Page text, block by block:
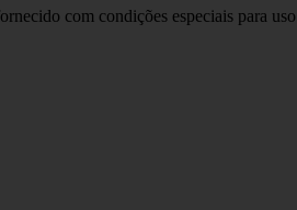
com condições especiais para